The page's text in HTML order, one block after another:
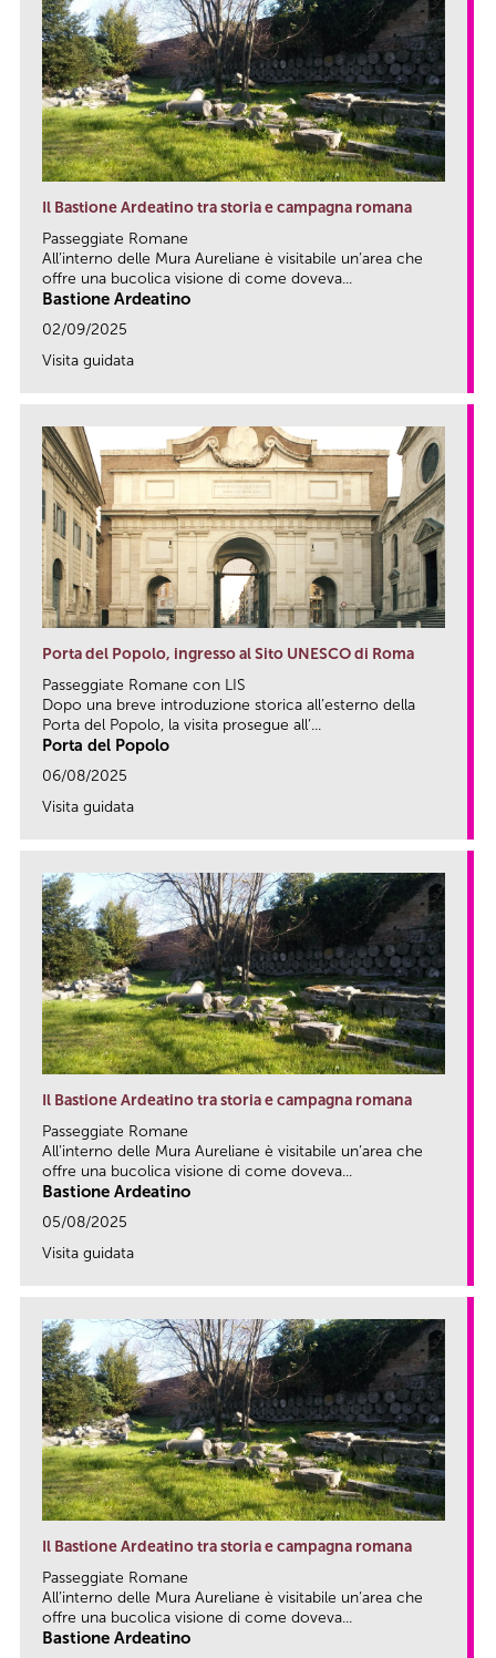
Il Bastione Ardeatino tra storia e campagna romana
Passeggiate Romane
All’interno delle Mura Aureliane è visitabile un’area che
offre una bucolica visione di come doveva...
Bastione Ardeatino
02/09/2025
Visita guidata
Porta del Popolo, ingresso al Sito UNESCO di Roma
Passeggiate Romane con LIS
Dopo una breve introduzione storica all’esterno della
Porta del Popolo, la visita prosegue all’...
Porta del Popolo
06/08/2025
Visita guidata
Il Bastione Ardeatino tra storia e campagna romana
Passeggiate Romane
All’interno delle Mura Aureliane è visitabile un’area che
offre una bucolica visione di come doveva...
Bastione Ardeatino
05/08/2025
Visita guidata
Il Bastione Ardeatino tra storia e campagna romana
Passeggiate Romane
All’interno delle Mura Aureliane è visitabile un’area che
offre una bucolica visione di come doveva...
Bastione Ardeatino